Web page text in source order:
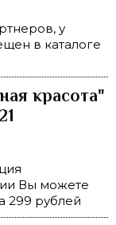
у
в каталоге
красота"
Вы можете
299 рублей